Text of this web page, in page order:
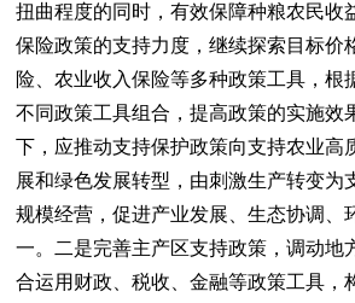
扭曲程度的同时，有效保障种粮农民收
保险政策的支持力度，继续探索目标价
险、农业收入保险等多种政策工具，根
不同政策工具组合，提高政策的实施效
下，应推动支持保护政策向支持农业高
展和绿色发展转型，由刺激生产转变为
规模经营，促进产业发展、生态协调、
一。二是完善主产区支持政策，调动地
合运用财政、税收、金融等政策工具，